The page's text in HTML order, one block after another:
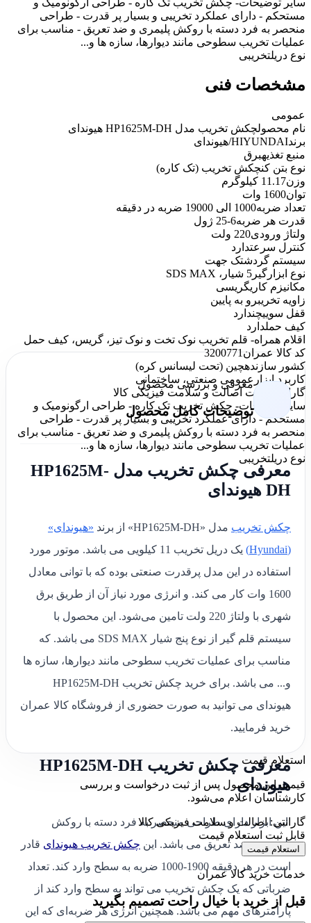
مستحکم - دارای عملکرد تخریبی و بسیار پر قدرت - طراحی
منحصر به فرد دسته با روکش پلیمری و ضد تعریق - مناسب برای
عملیات تخریب سطوحی مانند دیوارها، سازه ها و...
نوع دریلتخریبی
مشخصات فنی
عمومی
نام محصولچکش تخریب مدل HP1625M-DH هیوندای
برندHIYUNDAI/هیوندای
منبع تغذیهبرق
نوع بتن کنچکش تخریب (تک کاره)
وزن11.17 کیلوگرم
توان1600 وات
تعداد ضربه1000 الی 19000 ضربه در دقیقه
قدرت هر ضربه6-25 ژول
ولتاژ ورودی220 ولت
کنترل سرعتدارد
سیستم گردشتک جهت
نوع ابزارگیر 5 شیار، SDS MAX
مکانیزم کاریگریسی
زاویه تخریبرو به پایین
قفل سوییچندارد
کیف حملدارد
اقلام همراه- قلم تخریب نوک تخت و نوک تیز، گریس، کیف حمل
کد کالا عمران3200771
کشور سازندهچین (تحت لیسانس کره)
کاربرد ابزار عمومی صنعتی، ساختمانی
گارانتی
ضمانت اصالت و سلامت فیزیکی کالا
سایر توضیحات- چکش تخریب تک کاره - طراحی ارگونومیک و
مستحکم - دارای عملکرد تخریبی و بسیار پر قدرت - طراحی
منحصر به فرد دسته با روکش پلیمری و ضد تعریق - مناسب برای
عملیات تخریب سطوحی مانند دیوارها، سازه ها و...
نوع دریلتخریبی
معرفی و بررسی محصول
توضیحات کامل محصول
معرفی چکش تخریب مدل HP1625M-
DH هیوندای
چکش تخریب مدل «HP1625M-DH» از برند
«هیوندای»
(Hyundai)
یک دریل تخریب 11 کیلویی می باشد. موتور مورد
استفاده در این مدل پرقدرت صنعتی بوده که با توانی معادل
1600 وات کار می کند. و انرژی مورد نیاز آن از طریق برق
شهری با ولتاژ 220 ولت تامین می‌شود. این محصول با
سیستم قلم گیر از نوع پنج شیار SDS MAX می باشد. که
مناسب برای عملیات تخریب سطوحی مانند دیوارها، سازه ها
و... می باشد. برای خرید چکش تخریب HP1625M-DH
هیوندای می توانید به صورت حضوری از فروشگاه کالا عمران
خرید فرمایید.
معرفی چکش تخریب HP1625M-DH
هیوندای
این ابزار دارای طراحی منحصر به فرد دسته با روکش
پلیمری و ضد تعریق می باشد. این چکش تخریب هیوندای قادر
است در هر دقیقه 1900-1000 ضربه به سطح وارد کند. تعداد
ضرباتی که یک چکش تخریب می تواند به سطح وارد کند از
پارامترهای مهم می باشد. همچنین انرژی هر ضربه‌ای که این
استعلام قیمت
قیمت این محصول پس از ثبت درخواست و بررسی
کارشناسان اعلام می‌شود.
گارانتی: اصالت و سلامت فیزیکی کالا
قابل ثبت استعلام قیمت
استعلام قیمت
خدمات خرید کالا عمران
قبل از خرید با خیال راحت تصمیم بگیرید